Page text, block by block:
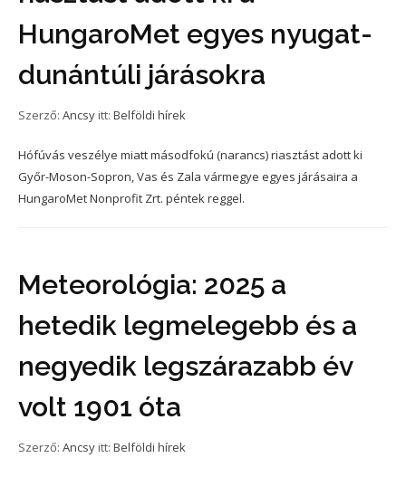
HungaroMet egyes nyugat-
dunántúli járásokra
Szerző: Ancsy itt: Belföldi hírek
Hófúvás veszélye miatt másodfokú (narancs) riasztást adott ki
Győr-Moson-Sopron, Vas és Zala vármegye egyes járásaira a
HungaroMet Nonprofit Zrt. péntek reggel.
Meteorológia: 2025 a
hetedik legmelegebb és a
negyedik legszárazabb év
volt 1901 óta
Szerző: Ancsy itt: Belföldi hírek